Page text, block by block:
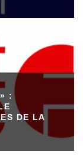
:
DE LA